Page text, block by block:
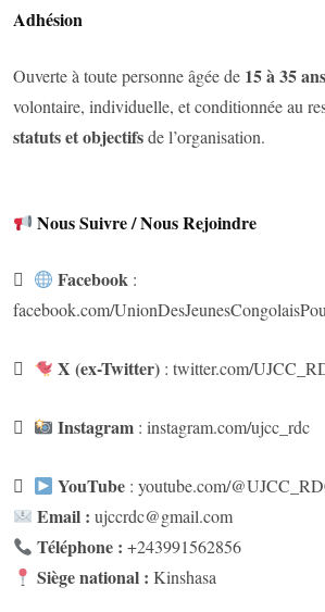
Adhésion
Ouverte à toute personne âgée de 15 à 35 ans
volontaire, individuelle, et conditionnée au
statuts et objectifsde l’organisation.
Nous Suivre / Nous Rejoindre
 Facebook :
facebook.com/
 X (ex-Twitter) :twitter.com/
 Instagram :instagram.com/ujcc_rdc
 YouTube :youtube.com/
Email : ujccrdc@gmail.com
Téléphone : +243991562856
Siège national : Kinshasa